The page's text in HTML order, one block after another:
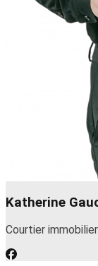
Katherine
Courtier